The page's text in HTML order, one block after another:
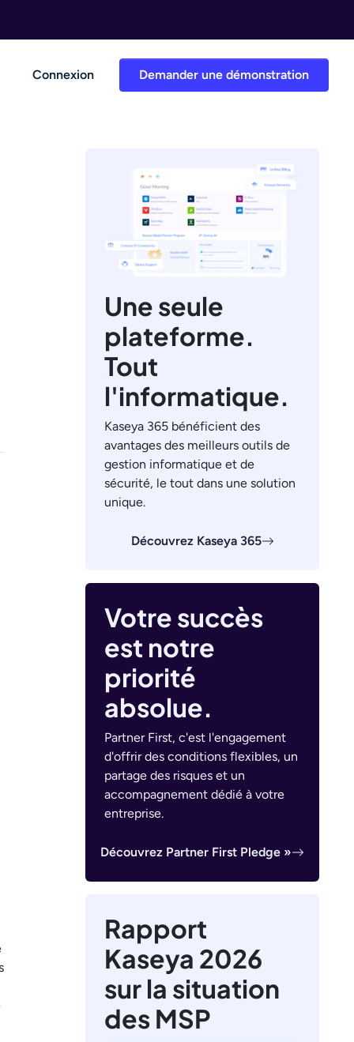
Demander une démonstration
Connexion
Une seule
plateforme.
Tout
l'informatique.
Kaseya 365 bénéficient des
avantages des meilleurs outils de
gestion informatique et de
sécurité, le tout dans une solution
unique.
Découvrez Kaseya 365
Votre succès
est notre
priorité
absolue.
Partner First, c'est l'engagement
d'offrir des conditions flexibles, un
partage des risques et un
accompagnement dédié à votre
entreprise.
Découvrez Partner First Pledge »
Rapport
Kaseya 2026
sur la situation
des MSP